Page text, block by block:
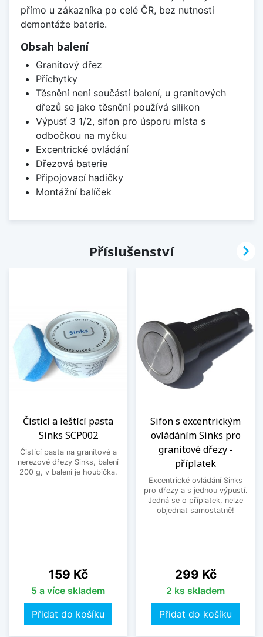
přímo u zákazníka po celé ČR, bez nutnosti
demontáže baterie.
Obsah balení
Granitový dřez
Příchytky
Těsnění není součástí balení, u granitových
dřezů se jako těsnění používá silikon
Výpusť 3 1/2, sifon pro úsporu místa s
odbočkou na myčku
Excentrické ovládání
Dřezová baterie
Připojovací hadičky
Montážní balíček
Příslušenství
Čistící a leštící pasta
Sinks SCP002
Čistící pasta na granitové a
nerezové dřezy Sinks, balení
200 g, v balení je houbička.
Cena
159 Kč
5 a více skladem
Přidat do košíku
Sifon s excentrickým
ovládáním Sinks pro
granitové dřezy -
příplatek
Excentrické ovládání Sinks
pro dřezy a s jednou výpustí.
Jedná se o příplatek, nelze
objednat samostatně!
Cena
299 Kč
2 ks skladem
Přidat do košíku
